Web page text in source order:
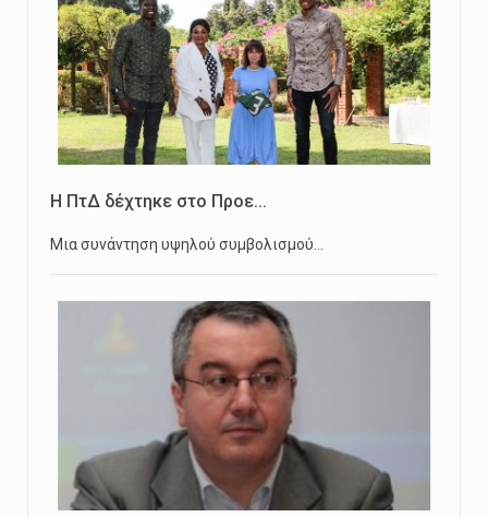
Η ΠτΔ δέχτηκε στο Προε...
Μια συνάντηση υψηλού συμβολισμού…